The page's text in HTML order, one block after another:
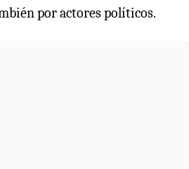
por actores políticos.